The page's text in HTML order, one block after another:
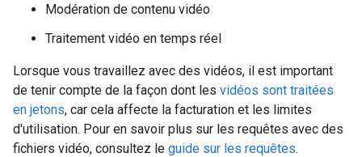
Modération de contenu vidéo
Traitement vidéo en temps réel
Lorsque vous travaillez avec des vidéos, il est important
de tenir compte de la façon dont les vidéos sont traitées
en jetons, car cela affecte la facturation et les limites
d'utilisation. Pour en savoir plus sur les requêtes avec des
fichiers vidéo, consultez le guide sur les requêtes.